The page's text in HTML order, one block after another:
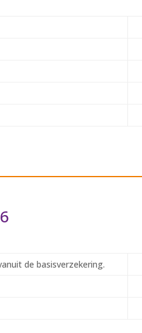
de basisverzekering.